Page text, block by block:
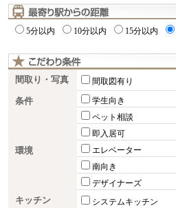
5分以内 10分以内 15分以内
間取り・写真 間取図有り
条件 学生向き
ペット相談
即入居可
環境 エレベーター
南向き
デザイナーズ
キッチン システムキッチン